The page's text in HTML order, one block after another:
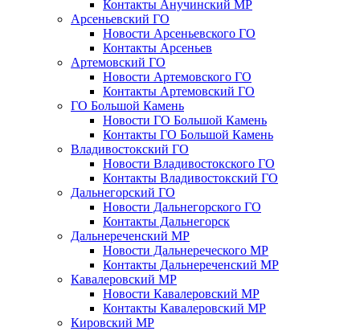
Контакты Анучинский МР
Арсеньевский ГО
Новости Арсеньевского ГО
Контакты Арсеньев
Артемовский ГО
Новости Артемовского ГО
Контакты Артемовский ГО
ГО Большой Камень
Новости ГО Большой Камень
Контакты ГО Большой Камень
Владивостокский ГО
Новости Владивостокского ГО
Контакты Владивостокский ГО
Дальнегорский ГО
Новости Дальнегорского ГО
Контакты Дальнегорск
Дальнереченский МР
Новости Дальнереческого МР
Контакты Дальнереченский МР
Кавалеровский МР
Новости Кавалеровский МР
Контакты Кавалеровский МР
Кировский МР